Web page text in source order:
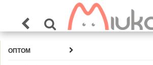
ОПТОМ